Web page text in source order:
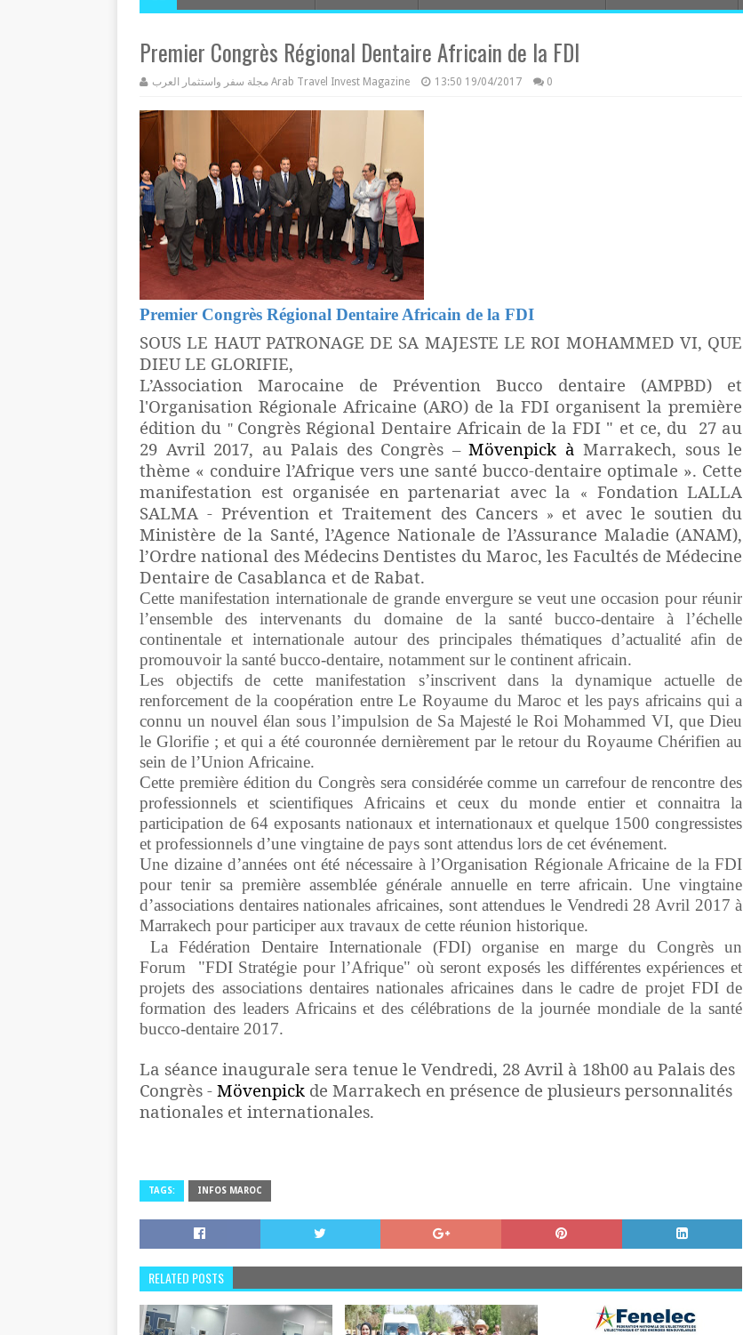
Premier Congrès Régional Dentaire Africain de la FDI
مجلة سفر واستثمار العرب Arab Travel Invest Magazine 13:50 19/04/2017 0
Premier Congrès Régional Dentaire Africain de la FDI
SOUS LE HAUT PATRONAGE DE SA MAJESTE LE ROI MOHAMMED VI, QUE
DIEU LE GLORIFIE,
L’Association Marocaine de Prévention Bucco dentaire (AMPBD) et
l'Organisation Régionale Africaine (ARO) de la FDI organisent la première
édition du " Congrès Régional Dentaire Africain de la FDI " et ce, du 27 au
29 Avril 2017, au Palais des Congrès –Mövenpick àMarrakech, sous le
thème « conduire l’Afrique vers une santé bucco-dentaire optimale ». Cette
manifestation est organisée en partenariat avec la « Fondation LALLA
SALMA - Prévention et Traitement des Cancers » et avec le soutien du
Ministère de la Santé, l’Agence Nationale de l’Assurance Maladie (ANAM),
l’Ordre national des Médecins Dentistes du Maroc, les Facultés de Médecine
Dentaire de Casablanca et de Rabat.
Cette manifestation internationale de grande envergure se veut une occasion pour réunir
l’ensemble des intervenants du domaine de la santé bucco-dentaire à l’échelle
continentale et internationale autour des principales thématiques d’actualité afin de
promouvoir la santé bucco-dentaire, notamment sur le continent africain.
Les objectifs de cette manifestation s’inscrivent
dans la dynamique actuelle de
renforcement de la coopération entre Le Royaume du Maroc et les pays africains qui a
connu un nouvel élan sous l’impulsion de Sa Majesté le Roi Mohammed VI, que Dieu
le Glorifie ; et qui a été couronnée dernièrement par le retour du Royaume Chérifien au
sein de l’Union Africaine.
Cette première édition du Congrès sera considérée comme un carrefour de rencontre des
professionnels et scientifiques Africains et ceux du monde entier et connaitra la
participation de 64 exposants nationaux et internationaux et quelque 1500 congressistes
et professionnels d’une vingtaine de pays sont attendus lors de cet événement.
Une dizaine d’années ont été nécessaire à l’Organisation Régionale Africaine de la FDI
pour tenir sa première assemblée générale annuelle en terre africain. Une vingtaine
d’associations dentaires nationales africaines, sont attendues le Vendredi 28 Avril 2017 à
Marrakech pour participer aux travaux de cette réunion historique.
La Fédération Dentaire Internationale (FDI) organise en marge du Congrès un
Forum "FDI Stratégie pour l’Afrique" où seront exposés les différentes expériences et
projets des associations dentaires nationales africaines dans le cadre de projet FDI de
formation des leaders Africains et des célébrations de la journée mondiale de la santé
bucco-dentaire 2017.
La séance inaugurale sera tenue le Vendredi, 28 Avril à 18h00 au Palais des
Congrès - Mövenpick de Marrakech en présence de plusieurs personnalités
nationales et internationales.
TAGS: INFOS MAROC
RELATED POSTS